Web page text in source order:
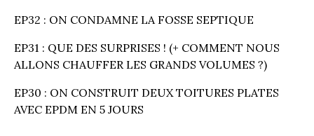
EP32 : ON CONDAMNE LA FOSSE SEPTIQUE
EP31 : QUE DES SURPRISES ! (+ COMMENT NOUS
ALLONS CHAUFFER LES GRANDS VOLUMES ?)
EP30 : ON CONSTRUIT DEUX TOITURES PLATES
AVEC EPDM EN 5 JOURS